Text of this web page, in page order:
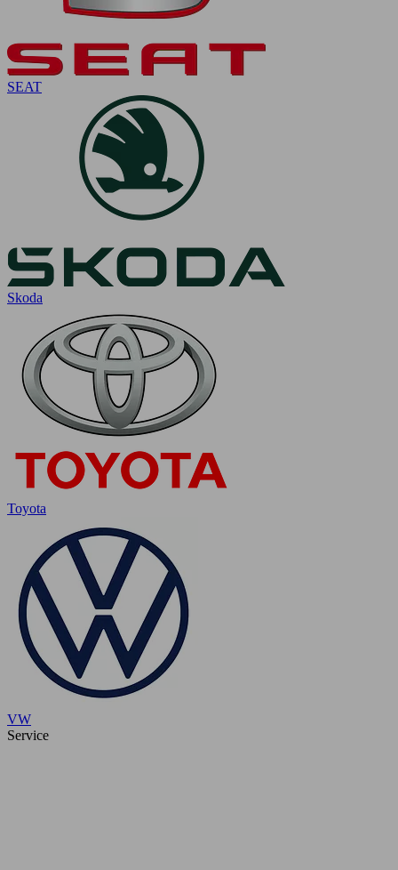
SEAT
Skoda
Toyota
VW
Service